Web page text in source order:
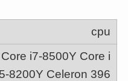
cpu
Core i7-8500Y Core i
5-8200Y Celeron 396